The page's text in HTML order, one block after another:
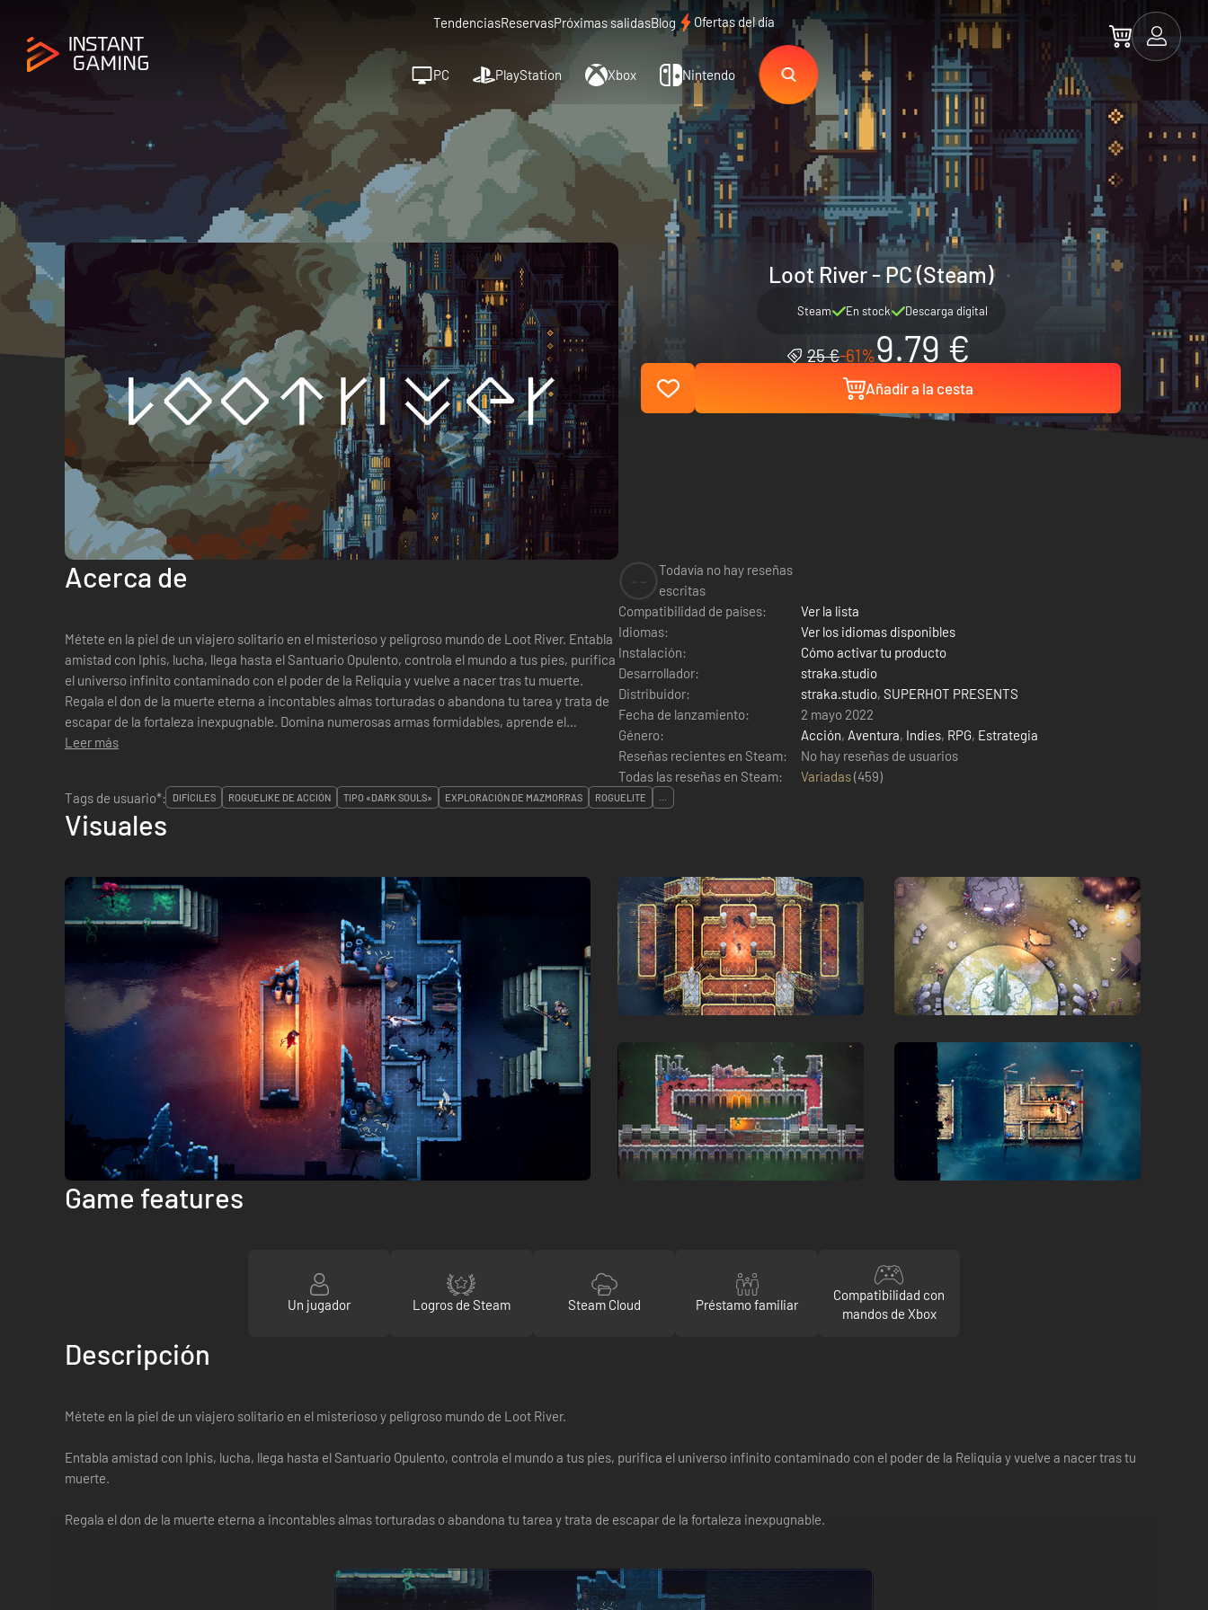
TendenciasReservasPróximas salidasBlog Ofertas del día
PC PlayStation Xbox Nintendo
Loot River - PC (Steam)
Steam En stock Descarga digital
25 €-61%9.79 €
Añadir a la cesta
Acerca de
Métete en la piel de un viajero solitario en el misterioso y peligroso mundo de Loot River. Entabla
amistad con Iphis, lucha, llega hasta el Santuario Opulento, controla el mundo a tus pies, purifica
el universo infinito contaminado con el poder de la Reliquia y vuelve a nacer tras tu muerte.
Regala el don de la muerte eterna a incontables almas torturadas o abandona tu tarea y trata de
escapar de la fortaleza inexpugnable. Domina numerosas armas formidables, aprende el
verdadero poder de...
Leer más
Todavía no hay reseñas
escritas
Compatibilidad de países:
Ver la lista
Idiomas:
Ver los idiomas disponibles
Instalación:
Cómo activar tu producto
Desarrollador:
straka.studio
Distribuidor:
straka.studio, SUPERHOT PRESENTS
Fecha de lanzamiento:
2 mayo 2022
Género:
Acción, Aventura, Indies, RPG, Estrategia
Reseñas recientes en Steam:
No hay reseñas de usuarios
Todas las reseñas en Steam:
Variadas(459)
Tags de usuario*:
DIFÍCILES ROGUELIKE DE ACCIÓN TIPO «DARK SOULS» EXPLORACIÓN DE MAZMORRAS ROGUELITE ...
Visuales
Game features
Un jugador Logros de Steam Steam Cloud Préstamo familiar
Compatibilidad con
mandos de Xbox
Descripción
Métete en la piel de un viajero solitario en el misterioso y peligroso mundo de Loot River.
Entabla amistad con Iphis, lucha, llega hasta el Santuario Opulento, controla el mundo a tus pies, purifica el universo infinito contaminado con el poder de la Reliquia y vuelve a nacer tras tu
muerte.
Regala el don de la muerte eterna a incontables almas torturadas o abandona tu tarea y trata de escapar de la fortaleza inexpugnable.